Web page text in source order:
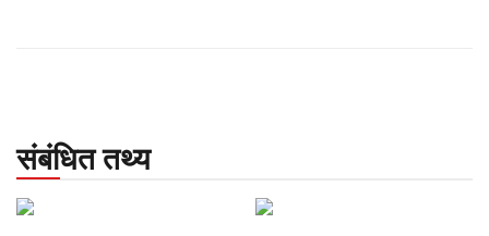
संबंधित तथ्य